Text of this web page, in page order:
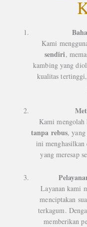
Kami
sendiri,
kambing yang
kualitas
Kami
tanpa rebus, yang
ini menghasilkan
yang meresap
Layanan kami
menciptakan
terkagum.
memberikan